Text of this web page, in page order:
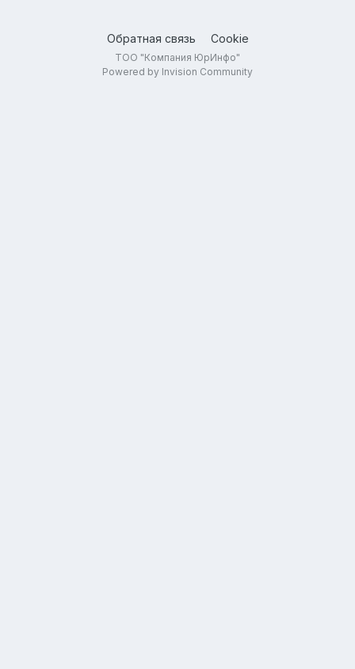
Обратная связь Cookie
ТОО "Компания ЮрИнфо"
Powered by Invision Community